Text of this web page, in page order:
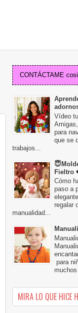
CONTÁCTAME
Vídeo
para
que se
trabajos...
Fieltro
Cómo
paso a
regalar
manualidad...
para
muchos
MIRA LO QUE HICE